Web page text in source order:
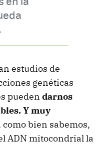
estudios de
genéticas
pueden darnos
Y muy
como bien sabemos,
ADN mitocondrial la